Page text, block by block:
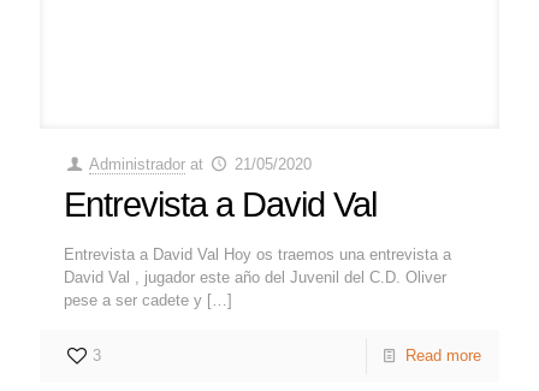
Administrador at 21/05/2020
Entrevista a David Val
Entrevista a David Val Hoy os traemos una entrevista a
David Val , jugador este año del Juvenil del C.D. Oliver
pese a ser cadete y […]
3 Read more